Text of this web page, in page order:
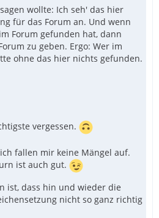
wollte: Ich seh' das hier
für das Forum an. Und wenn
Forum gefunden hat, dann
zu geben. Ergo: Wer im
ohne das hier nichts gefunden.
vergessen.
fallen mir keine Mängel auf.
ist auch gut.
ist, dass hin und wieder die
nicht so ganz richtig